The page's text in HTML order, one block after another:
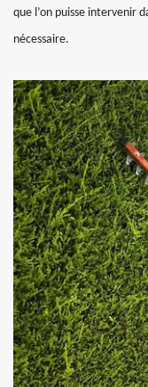
que l’on puisse intervenir
nécessaire.